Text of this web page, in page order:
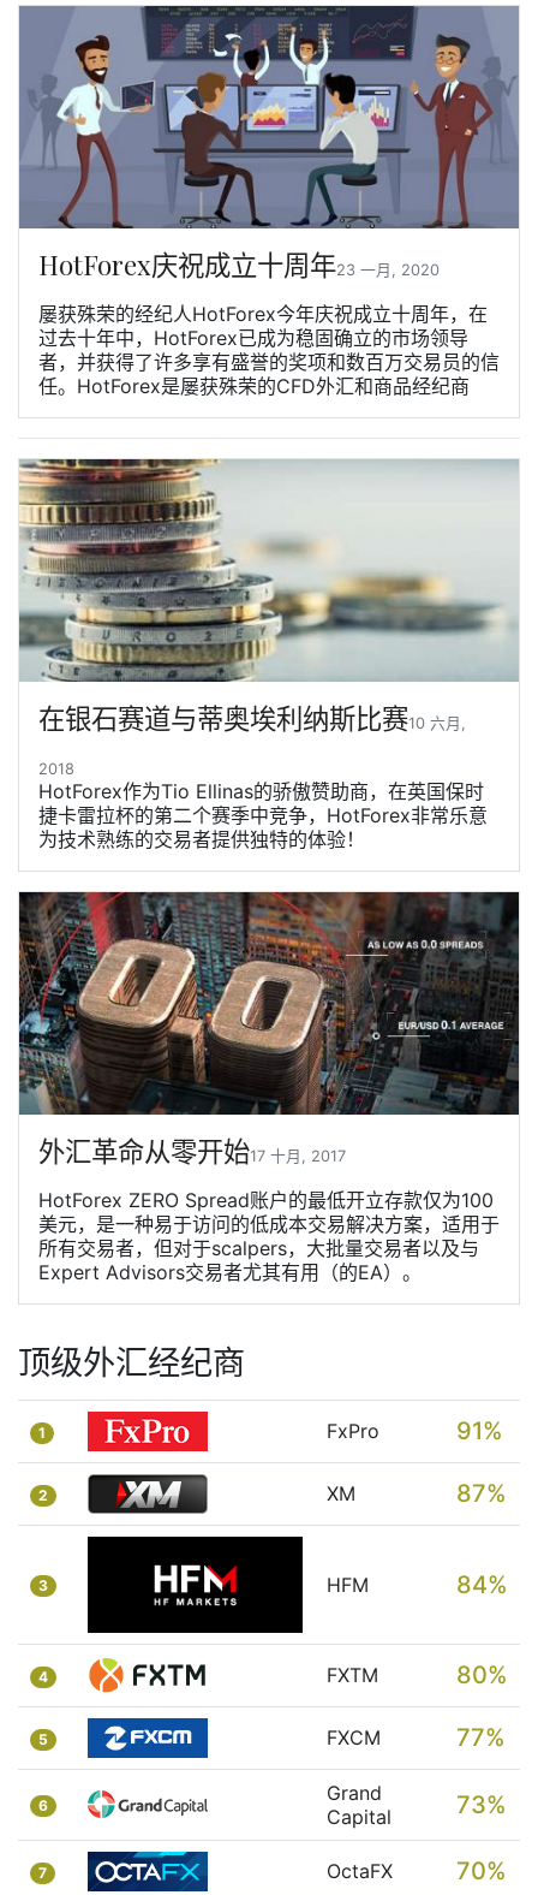
HotForex庆祝成立十周年23 一月, 2020
屡获殊荣的经纪人HotForex今年庆祝成立十周年，在
过去十年中，HotForex已成为稳固确立的市场领导
者，并获得了许多享有盛誉的奖项和数百万交易员的信
任。HotForex是屡获殊荣的CFD外汇和商品经纪商
在银石赛道与蒂奥埃利纳斯比赛10 六月,
2018
HotForex作为Tio Ellinas的骄傲赞助商，在英国保时
捷卡雷拉杯的第二个赛季中竞争，HotForex非常乐意
为技术熟练的交易者提供独特的体验！
外汇革命从零开始17 十月, 2017
HotForex ZERO Spread账户的最低开立存款仅为100
美元，是一种易于访问的低成本交易解决方案，适用于
所有交易者，但对于scalpers，大批量交易者以及与
Expert Advisors交易者尤其有用（的EA）。
顶级外汇经纪商
1 FxPro 91%
2 XM 87%
3 HFM 84%
4 FXTM 80%
5 FXCM 77%
6
Grand
Capital
73%
7 OctaFX 70%